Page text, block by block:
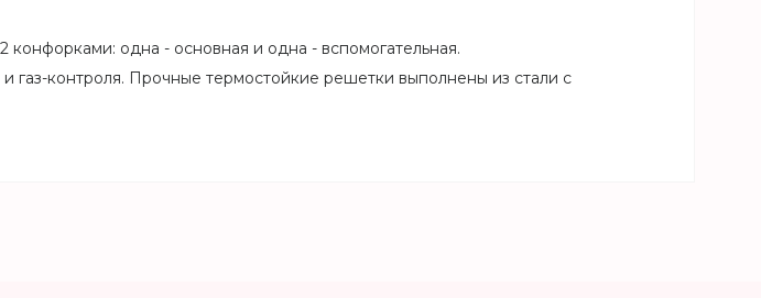
одна - основная и одна - вспомогательная.
контроля. Прочные термостойкие решетки выполнены из стали с